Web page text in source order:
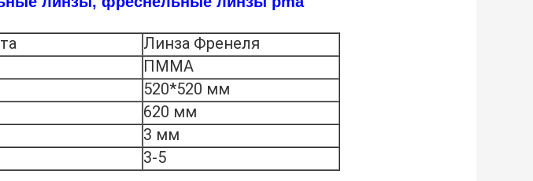
Линза Френеля
ПММА
520*520 мм
620 мм
3 мм
3-5